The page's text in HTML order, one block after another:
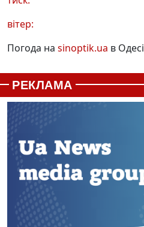
вітер:
Погода на sinoptik.ua в Одесі
РЕКЛАМА